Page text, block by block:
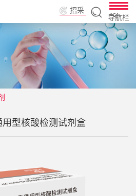
招采
导航栏
用型核酸检测试剂盒